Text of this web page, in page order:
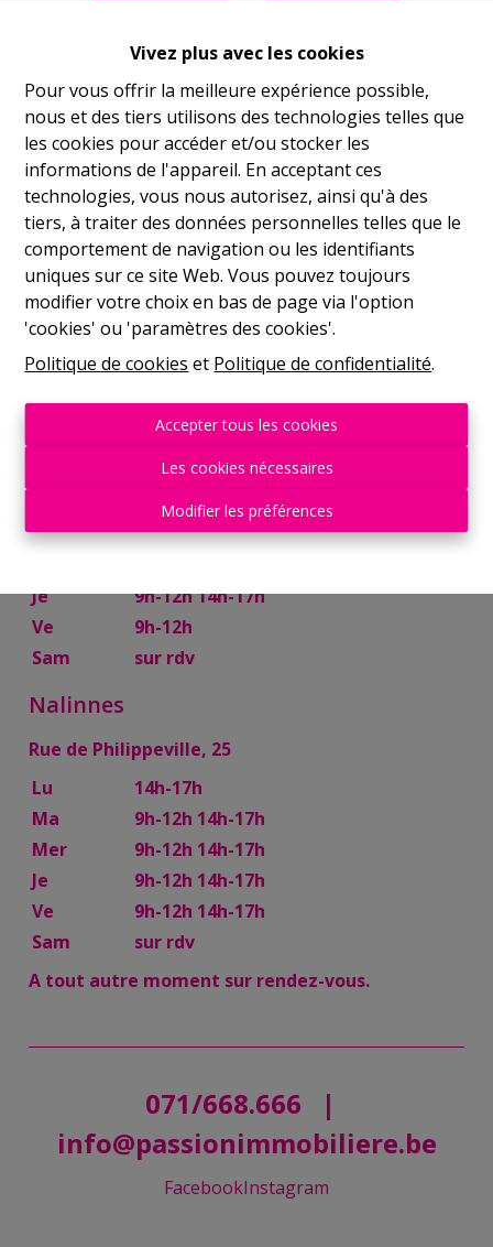
Vivez plus avec les cookies
Pour vous offrir la meilleure expérience possible,
nous et des tiers utilisons des technologies telles que
les cookies pour accéder et/ou stocker les
informations de l'appareil. En acceptant ces
technologies, vous nous autorisez, ainsi qu'à des
tiers, à traiter des données personnelles telles que le
comportement de navigation ou les identifiants
uniques sur ce site Web. Vous pouvez toujours
modifier votre choix en bas de page via l'option
'cookies' ou 'paramètres des cookies'.
Politique de cookies et Politique de confidentialité.
Accepter tous les cookies
Les cookies nécessaires
Modifier les préférences
Philippeville
Rue de France, 37
Lu
14h-17h
Ma
9h-12h 14h-17h
Mer
9h-12h 14h-17h
Je
9h-12h 14h-17h
Ve
9h-12h
Sam
10h-13h
14h-17h
Ma
9h-12h 14h-17h
Je
9h-12h 14h-17h
Ve
9h-12h
Sam
sur rdv
Nalinnes
Rue de Philippeville, 25
Lu
14h-17h
Ma
9h-12h 14h-17h
Mer
9h-12h 14h-17h
Je
9h-12h 14h-17h
Ve
9h-12h 14h-17h
Sam
sur rdv
A tout autre moment sur rendez-vous.
071/668.666
|
info@passionimmobiliere.be
FacebookInstagram